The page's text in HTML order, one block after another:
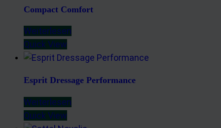
Compact Comfort
Weiterlesen
Quick View
Esprit Dressage Performance
Weiterlesen
Quick View